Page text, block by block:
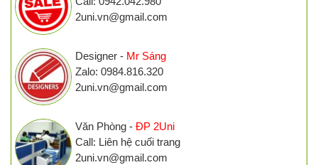
2uni.vn@gmail.com
Designer - Mr Sáng
Zalo: 0984.816.320
2uni.vn@gmail.com
Văn Phòng - ĐP 2Uni
Call: Liên hệ cuối trang
2uni.vn@gmail.com